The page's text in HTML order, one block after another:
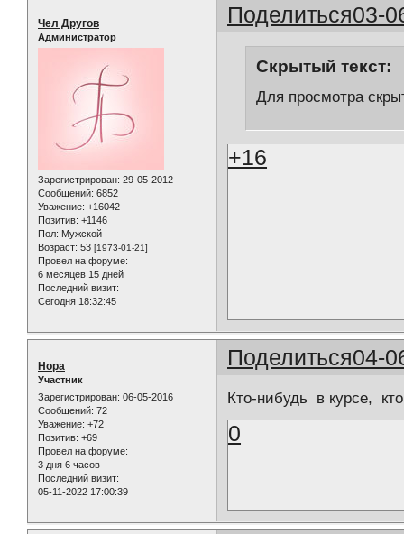
Поделиться03-
Чел Другов
Администратор
Зарегистрирован: 29-05-2012
Сообщений: 6852
Уважение: +16042
Позитив: +1146
Пол: Мужской
Возраст: 53 [1973-01-21]
Провел на форуме:
6 месяцев 15 дней
Последний визит:
Сегодня 18:32:45
Скрытый текст:
Для просмотра
+16
Поделиться04-
Нора
Участник
Зарегистрирован: 06-05-2016
Сообщений: 72
Уважение: +72
Позитив: +69
Провел на форуме:
3 дня 6 часов
Последний визит:
05-11-2022 17:00:39
Кто-нибудь в курсе,
0